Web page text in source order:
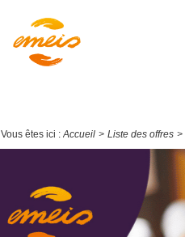
Vous êtes ici : Accueil Liste des offres